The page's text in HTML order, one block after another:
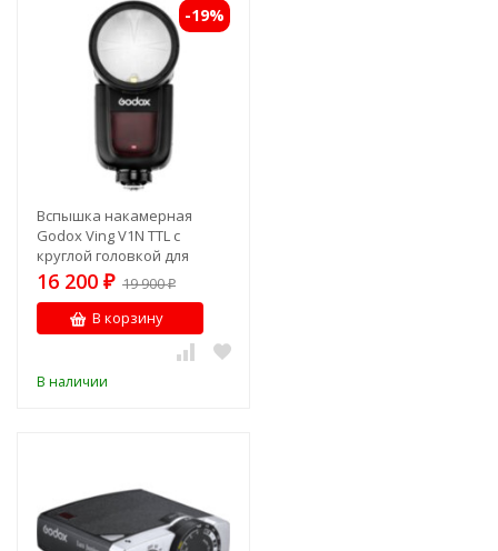
-19%
Вспышка накамерная
Godox Ving V1N TTL с
круглой головкой для
Nikon (уценка -помята
коробка)
16 200 ₽ 19 900₽
В корзину
В наличии